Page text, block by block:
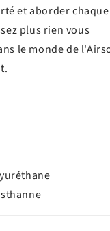
et aborder chaque
plus rien vous
le monde de